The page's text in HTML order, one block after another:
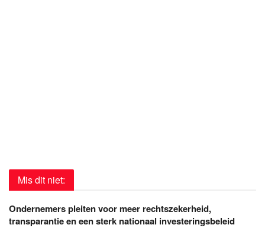
Mis dit niet:
Ondernemers pleiten voor meer rechtszekerheid,
transparantie en een sterk nationaal investeringsbeleid